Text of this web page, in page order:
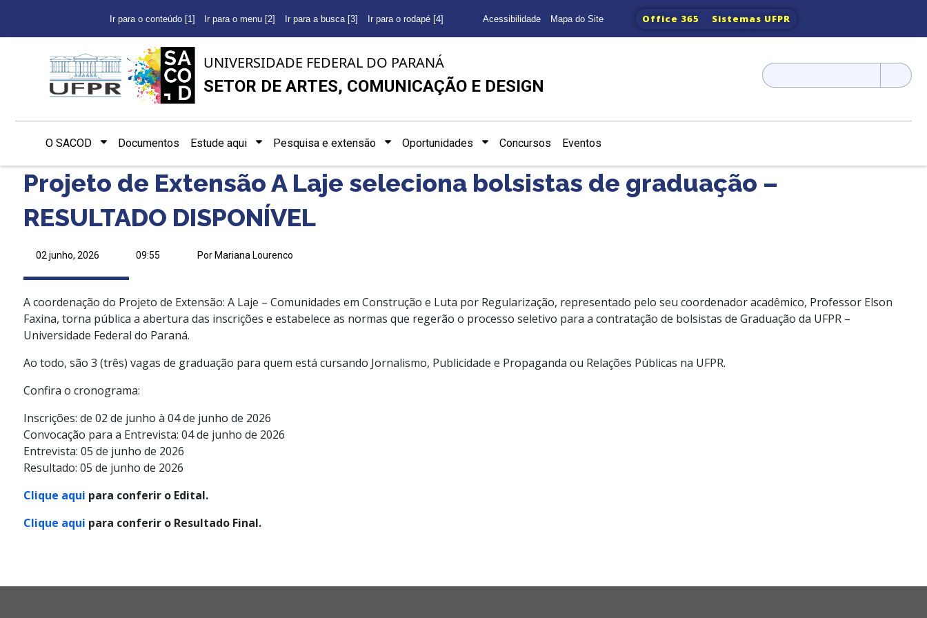
Ir para o conteúdo [1] Ir para o menu [2] Ir para a busca [3] Ir para o rodapé [4] Acessibilidade Mapa do Site Office 365 Sistemas UFPR
UNIVERSIDADE FEDERAL DO PARANÁ
SETOR DE ARTES, COMUNICAÇÃO E DESIGN
Pesquisar
por:
O SACOD Documentos Estude aqui Pesquisa e extensão Oportunidades Concursos Eventos
Projeto de Extensão A Laje seleciona bolsistas de graduação –
RESULTADO DISPONÍVEL
02 junho, 2026 09:55 Por Mariana Lourenco
A coordenação do Projeto de Extensão: A Laje – Comunidades em Construção e Luta por Regularização, representado pelo seu coordenador acadêmico, Professor Elson
Faxina, torna pública a abertura das inscrições e estabelece as normas que regerão o processo seletivo para a contratação de bolsistas de Graduação da UFPR –
Universidade Federal do Paraná.
Ao todo, são 3 (três) vagas de graduação para quem está cursando Jornalismo, Publicidade e Propaganda ou Relações Públicas na UFPR.
Confira o cronograma:
Inscrições: de 02 de junho à 04 de junho de 2026
Convocação para a Entrevista: 04 de junho de 2026
Entrevista: 05 de junho de 2026
Resultado: 05 de junho de 2026
Clique aqui para conferir o Edital.
Clique aqui para conferir o Resultado Final.